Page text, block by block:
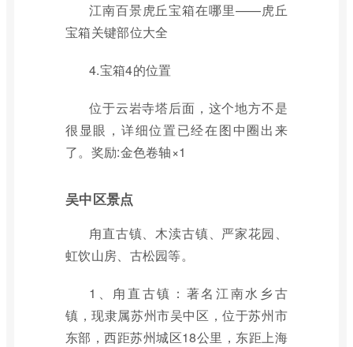
江南百景虎丘宝箱在哪里——虎丘
宝箱关键部位大全
4.宝箱4的位置
位于云岩寺塔后面，这个地方不是
很显眼，详细位置已经在图中圈出来
了。奖励:金色卷轴×1
吴中区景点
甪直古镇、木渎古镇、严家花园、
虹饮山房、古松园等。
1、甪直古镇：著名江南水乡古
镇，现隶属苏州市吴中区，位于苏州市
东部，西距苏州城区18公里，东距上海